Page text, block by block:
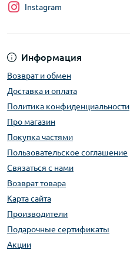
Информация
Возврат и обмен
Доставка и оплата
Политика конфиденциальности
Про магазин
Покупка частями
Пользовательское соглашение
Связаться с нами
Возврат товара
Карта сайта
Производители
Подарочные сертификаты
Акции
Instagram